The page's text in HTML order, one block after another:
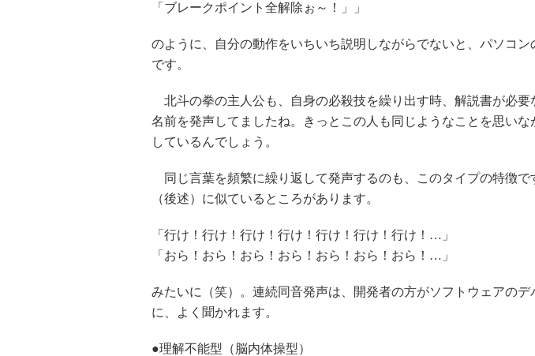
「ブレークポイント全解除ぉ～！」」
のように、自分の動作をいちいち説明しながらでないと、パソコン
です。
北斗の拳の主人公も、自身の必殺技を繰り出す時、解説書が必要
名前を発声してましたね。きっとこの人も同じようなことを思い
しているんでしょう。
同じ言葉を頻繁に繰り返して発声するのも、このタイプの特徴で
（後述）に似ているところがあります。
「行け！行け！行け！行け！行け！行け！行け！…」
「おら！おら！おら！おら！おら！おら！おら！…」
みたいに（笑）。連続同音発声は、開発者の方がソフトウェアのデ
に、よく聞かれます。
●理解不能型（脳内体操型）